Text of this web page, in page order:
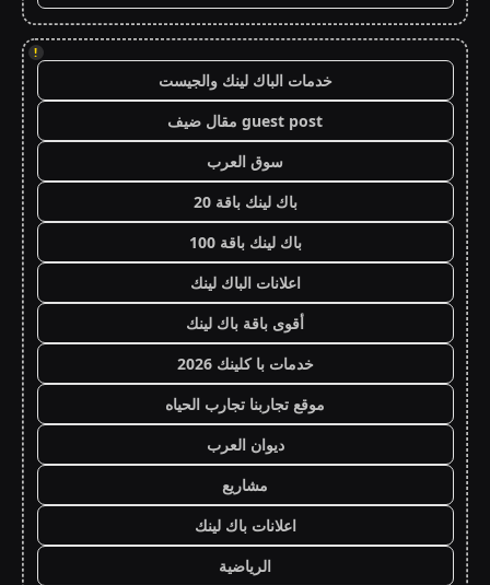
!
خدمات الباك لينك والجيست
guest post مقال ضيف
سوق العرب
باك لينك باقة 20
باك لينك باقة 100
اعلانات الباك لينك
أقوى باقة باك لينك
خدمات با كلينك 2026
موقع تجاربنا تجارب الحياه
ديوان العرب
مشاريع
اعلانات باك لينك
الرياضية